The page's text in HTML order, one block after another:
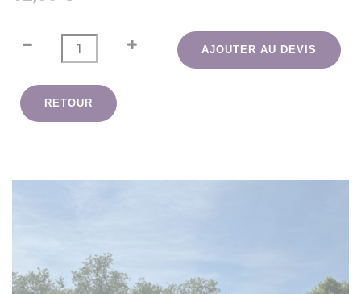
AJOUTER AU DEVIS
RETOUR